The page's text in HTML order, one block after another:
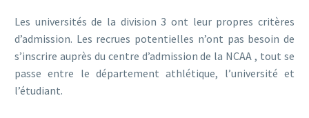
Les universités de la division 3 ont leur propres critères
d’admission. Les recrues potentielles n’ont pas besoin de
s’inscrire auprès du centre d’admission de la NCAA , tout se
passe entre le département athlétique, l’université et
l’étudiant.